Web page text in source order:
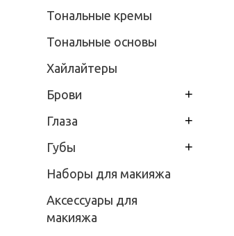
Тональные кремы
Тональные основы
Хайлайтеры
Брови
+
Глаза +
Губы +
Наборы для макияжа
Аксессуары для
макияжа